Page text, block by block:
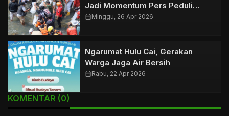
Jadi Momentum Pers Peduli
Lingkungan
calendar_monthMinggu, 26 Apr 2026
Ngarumat Hulu Cai, Gerakan
Warga Jaga Air Bersih
calendar_monthRabu, 22 Apr 2026
KOMENTAR (0)